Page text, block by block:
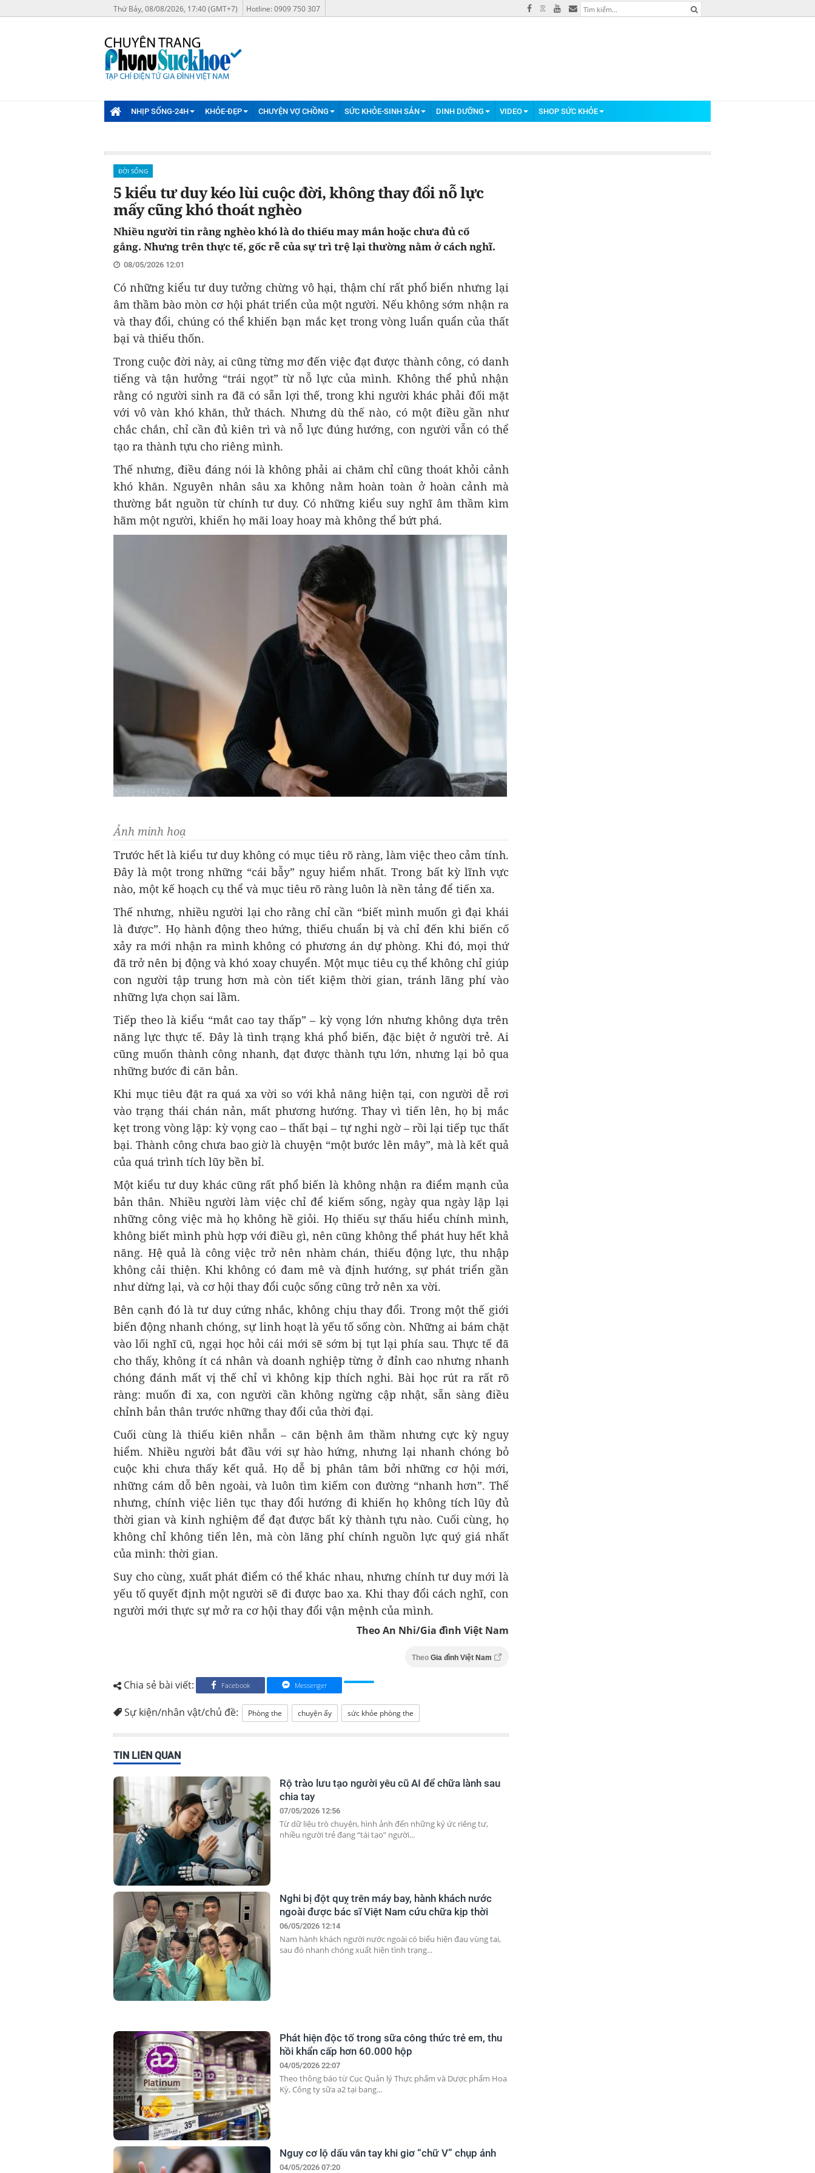
Thứ Bảy, 08/08/2026, 17:40 (GMT+7) Hotline: 0909 750 307
NHỊP SỐNG-24H KHỎE-ĐẸP CHUYỆN VỢ CHỒNG SỨC KHỎE-SINH SẢN DINH DƯỠNG VIDEO SHOP SỨC KHỎE
ĐỜI SỐNG
5 kiểu tư duy kéo lùi cuộc đời, không thay đổi nỗ lực
mấy cũng khó thoát nghèo
Nhiều người tin rằng nghèo khó là do thiếu may mắn hoặc chưa đủ cố
gắng. Nhưng trên thực tế, gốc rễ của sự trì trệ lại thường nằm ở cách nghĩ.
08/05/2026 12:01
Có những kiểu tư duy tưởng chừng vô hại, thậm chí rất phổ biến nhưng lại
âm thầm bào mòn cơ hội phát triển của một người. Nếu không sớm nhận ra
và thay đổi, chúng có thể khiến bạn mắc kẹt trong vòng luẩn quẩn của thất
bại và thiếu thốn.
Trong cuộc đời này, ai cũng từng mơ đến việc đạt được thành công, có danh
tiếng và tận hưởng “trái ngọt” từ nỗ lực của mình. Không thể phủ nhận
rằng có người sinh ra đã có sẵn lợi thế, trong khi người khác phải đối mặt
với vô vàn khó khăn, thử thách. Nhưng dù thế nào, có một điều gần như
chắc chắn, chỉ cần đủ kiên trì và nỗ lực đúng hướng, con người vẫn có thể
tạo ra thành tựu cho riêng mình.
Thế nhưng, điều đáng nói là không phải ai chăm chỉ cũng thoát khỏi cảnh
khó khăn. Nguyên nhân sâu xa không nằm hoàn toàn ở hoàn cảnh mà
thường bắt nguồn từ chính tư duy. Có những kiểu suy nghĩ âm thầm kìm
hãm một người, khiến họ mãi loay hoay mà không thể bứt phá.
Ảnh minh hoạ
Trước hết là kiểu tư duy không có mục tiêu rõ ràng, làm việc theo cảm tính.
Đây là một trong những “cái bẫy” nguy hiểm nhất. Trong bất kỳ lĩnh vực
nào, một kế hoạch cụ thể và mục tiêu rõ ràng luôn là nền tảng để tiến xa.
Thế nhưng, nhiều người lại cho rằng chỉ cần “biết mình muốn gì đại khái
là được”. Họ hành động theo hứng, thiếu chuẩn bị và chỉ đến khi biến cố
xảy ra mới nhận ra mình không có phương án dự phòng. Khi đó, mọi thứ
đã trở nên bị động và khó xoay chuyển. Một mục tiêu cụ thể không chỉ giúp
con người tập trung hơn mà còn tiết kiệm thời gian, tránh lãng phí vào
những lựa chọn sai lầm.
Tiếp theo là kiểu “mắt cao tay thấp” – kỳ vọng lớn nhưng không dựa trên
năng lực thực tế. Đây là tình trạng khá phổ biến, đặc biệt ở người trẻ. Ai
cũng muốn thành công nhanh, đạt được thành tựu lớn, nhưng lại bỏ qua
những bước đi căn bản.
Khi mục tiêu đặt ra quá xa vời so với khả năng hiện tại, con người dễ rơi
vào trạng thái chán nản, mất phương hướng. Thay vì tiến lên, họ bị mắc
kẹt trong vòng lặp: kỳ vọng cao – thất bại – tự nghi ngờ – rồi lại tiếp tục thất
bại. Thành công chưa bao giờ là chuyện “một bước lên mây”, mà là kết quả
của quá trình tích lũy bền bỉ.
Một kiểu tư duy khác cũng rất phổ biến là không nhận ra điểm mạnh của
bản thân. Nhiều người làm việc chỉ để kiếm sống, ngày qua ngày lặp lại
những công việc mà họ không hề giỏi. Họ thiếu sự thấu hiểu chính mình,
không biết mình phù hợp với điều gì, nên cũng không thể phát huy hết khả
năng. Hệ quả là công việc trở nên nhàm chán, thiếu động lực, thu nhập
không cải thiện. Khi không có đam mê và định hướng, sự phát triển gần
như dừng lại, và cơ hội thay đổi cuộc sống cũng trở nên xa vời.
Bên cạnh đó là tư duy cứng nhắc, không chịu thay đổi. Trong một thế giới
biến động nhanh chóng, sự linh hoạt là yếu tố sống còn. Những ai bám chặt
vào lối nghĩ cũ, ngại học hỏi cái mới sẽ sớm bị tụt lại phía sau. Thực tế đã
cho thấy, không ít cá nhân và doanh nghiệp từng ở đỉnh cao nhưng nhanh
chóng đánh mất vị thế chỉ vì không kịp thích nghi. Bài học rút ra rất rõ
ràng: muốn đi xa, con người cần không ngừng cập nhật, sẵn sàng điều
chỉnh bản thân trước những thay đổi của thời đại.
Cuối cùng là thiếu kiên nhẫn – căn bệnh âm thầm nhưng cực kỳ nguy
hiểm. Nhiều người bắt đầu với sự hào hứng, nhưng lại nhanh chóng bỏ
cuộc khi chưa thấy kết quả. Họ dễ bị phân tâm bởi những cơ hội mới,
những cám dỗ bên ngoài, và luôn tìm kiếm con đường “nhanh hơn”. Thế
nhưng, chính việc liên tục thay đổi hướng đi khiến họ không tích lũy đủ
thời gian và kinh nghiệm để đạt được bất kỳ thành tựu nào. Cuối cùng, họ
không chỉ không tiến lên, mà còn lãng phí chính nguồn lực quý giá nhất
của mình: thời gian.
Suy cho cùng, xuất phát điểm có thể khác nhau, nhưng chính tư duy mới là
yếu tố quyết định một người sẽ đi được bao xa. Khi thay đổi cách nghĩ, con
người mới thực sự mở ra cơ hội thay đổi vận mệnh của mình.
Theo An Nhi/Gia đình Việt Nam
Theo Gia đình Việt Nam
Chia sẻ bài viết: Facebook Messenger
Sự kiện/nhân vật/chủ đề: Phòng the chuyện ấy sức khỏe phòng the
TIN LIÊN QUAN
Rộ trào lưu tạo người yêu cũ AI để chữa lành sau
chia tay
07/05/2026 12:56
Từ dữ liệu trò chuyện, hình ảnh đến những ký ức riêng tư,
nhiều người trẻ đang “tái tạo” người...
Nghi bị đột quỵ trên máy bay, hành khách nước
ngoài được bác sĩ Việt Nam cứu chữa kịp thời
06/05/2026 12:14
Nam hành khách người nước ngoài có biểu hiện đau vùng tai,
sau đó nhanh chóng xuất hiện tình trạng...
Phát hiện độc tố trong sữa công thức trẻ em, thu
hồi khẩn cấp hơn 60.000 hộp
04/05/2026 22:07
Theo thông báo từ Cục Quản lý Thực phẩm và Dược phẩm Hoa
Kỳ, Công ty sữa a2 tại bang...
Nguy cơ lộ dấu vân tay khi giơ “chữ V” chụp ảnh
04/05/2026 07:20